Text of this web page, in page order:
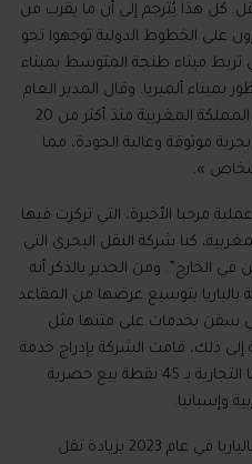
. كل هذا يُترجم إلى أن ما يقرب من
على الخطوط الدولية توجهوا نحو
تربط ميناء طنجة المتوسط بميناء
بميناء ألميريا. وقال المدير العام
المغربية منذ أكثر من 20
موثوقة وعالية الجودة، مما
»
.
مرحبا الأخيرة، التي تركزت فيها
كنا شركة النقل البحري التي
في الخارج ”
. ومن الجدير بالذكر أنه
بتوسيع عرضها من المقاعد
سفن بخدمات على متنها مثل
إلى ذلك، قامت الشركة بإدراج خدمة
بـ 45 نقطة بيع حصرية
وإسبانيا.
في عام 2023 بزيادة نقل